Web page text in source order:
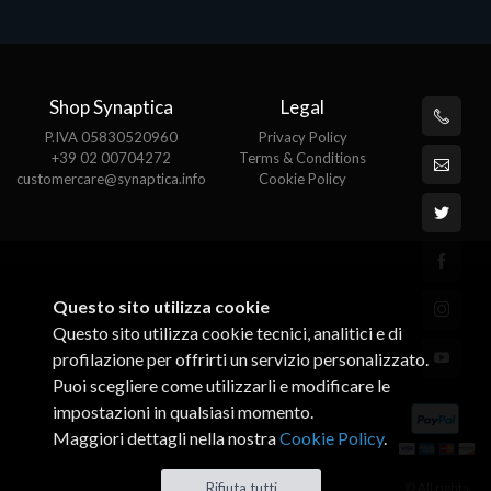
Shop Synaptica
P.IVA 05830520960
+39 02 00704272
customercare@synaptica.info
Legal
Privacy Policy
Terms & Conditions
Cookie Policy
Questo sito utilizza cookie
Questo sito utilizza cookie tecnici, analitici e di
profilazione per offrirti un servizio personalizzato.
Puoi scegliere come utilizzarli e modificare le
impostazioni in qualsiasi momento.
Maggiori dettagli nella nostraCookie Policy.